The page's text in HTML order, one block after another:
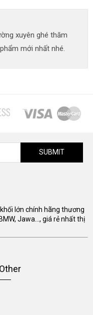
xuyên ghé thăm
mới nhất nhé.
SUBMIT
lớn chính hãng thương
Jawa..., giá rẻ nhất thị
Other